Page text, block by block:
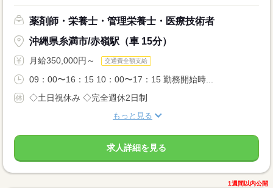
薬剤師・栄養士・管理栄養士・医療技術者
沖縄県糸満市/赤嶺駅（車 15分）
月給350,000円～ 交通費全額支給
09：00〜16：15 10：00〜17：15 勤務開始時...
◇土日祝休み ◇完全週休2日制
もっと見る
求人詳細を見る
1週間以内公開